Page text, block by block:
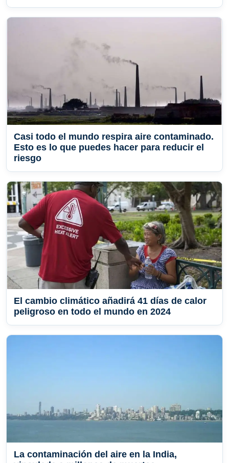
Casi todo el mundo respira aire contaminado.
Esto es lo que puedes hacer para reducir el
riesgo
El cambio climático añadirá 41 días de calor
peligroso en todo el mundo en 2024
La contaminación del aire en la India,